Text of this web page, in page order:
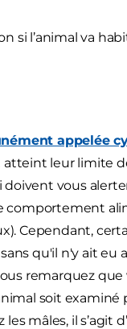
si l’animal va
appelée
leur limite
vous
comportement
Cependant,
qu'il n'y ait eu
remarquez
soit examiné
mâles, il s’agit